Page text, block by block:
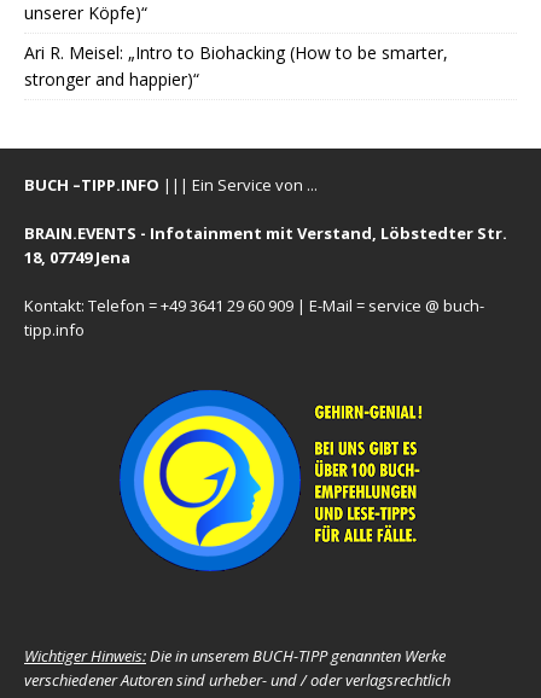
unserer Köpfe)“
Ari R. Meisel: „Intro to Biohacking (How to be smarter,
stronger and happier)“
BUCH –TIPP.INFO ||| Ein Service von ...
BRAIN.EVENTS - Infotainment mit Verstand, Löbstedter Str.
18, 07749 Jena
Kontakt: Telefon = +49 3641 29 60 909 | E-Mail = service @ buch-
tipp.info
Wichtiger Hinweis:Die in unserem BUCH-TIPP genannten Werke
verschiedener Autoren sind urheber- und / oder verlagsrechtlich